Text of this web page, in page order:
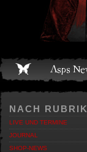
Live und Termine
NACH RUBRIK
LIVE UND TERMINE
JOURNAL
SHOP-NEWS